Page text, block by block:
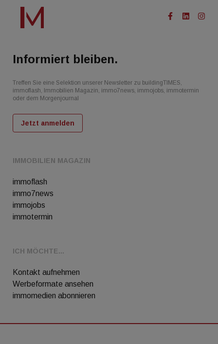
IMMOBILIEN MAGAZIN
immoflash
immo7news
immojobs
immotermin
ICH MÖCHTE...
Kontakt aufnehmen
Werbeformate ansehen
immomedien abonnieren
Informiert bleiben.
Treffen Sie eine Selektion unserer Newsletter zu buildingTIMES,
immoflash, Immobilien Magazin, immo7news, immojobs, immotermin
oder dem Morgenjournal
Jetzt anmelden